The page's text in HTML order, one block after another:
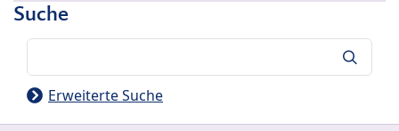
Suche
Erweiterte Suche